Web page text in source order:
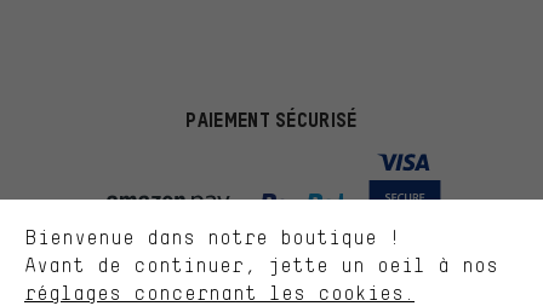
PAIEMENT SÉCURISÉ
Bienvenue dans notre boutique !
Avant de continuer, jette un oeil à nos
réglages concernant les cookies.
Plus de performance
Ce que tu cherches sur notre boutique et ce dont tu as besoin :
ça nous intéresse. Avec les cookies 'performance', tu peux nous
nous proposons grâce à ton comportement d'achat.
Plus de confort